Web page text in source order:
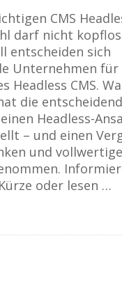
CMS
darf nicht kopflos
entscheiden sich
Unternehmen für
Headless CMS.
die
Headless-
– und einen
und
oder lesen …